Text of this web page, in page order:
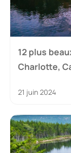
12 plus
Charlotte,
21 juin 2024